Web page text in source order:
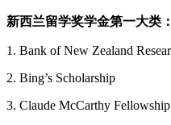
新西兰留学奖学金第一大类：
1. Bank of New Zealand
2. Bing’s Scholarship
3. Claude McCarthy Fellowship